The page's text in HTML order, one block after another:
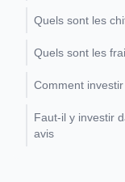
Quels sont les
Quels sont les
Comment
Faut-il y investir
avis